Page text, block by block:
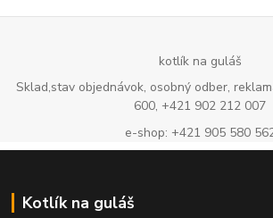
kotlík na guláš
Sklad,stav objednávok, osobný odber,
600, +421 902 212 007
e-shop: +421 905 580
Kotlík na guláš